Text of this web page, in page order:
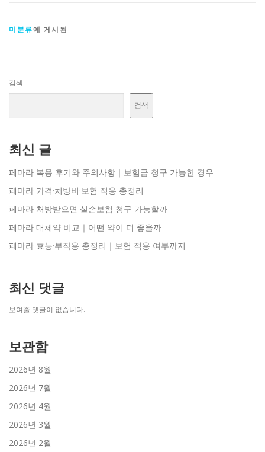
미분류에 게시됨
검색
검색
최신 글
페마라 복용 후기와 주의사항｜보험금 청구 가능한 경우
페마라 가격·처방비·보험 적용 총정리
페마라 처방받으면 실손보험 청구 가능할까
페마라 대체약 비교｜어떤 약이 더 좋을까
페마라 효능·부작용 총정리｜보험 적용 여부까지
최신 댓글
보여줄 댓글이 없습니다.
보관함
2026년 8월
2026년 7월
2026년 4월
2026년 3월
2026년 2월